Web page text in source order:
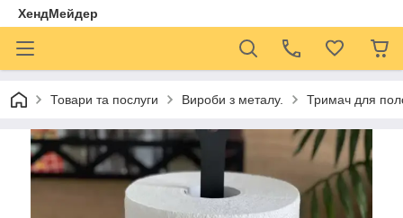
ХендМейдер
Товари та послуги Вироби з металу. Тримач для